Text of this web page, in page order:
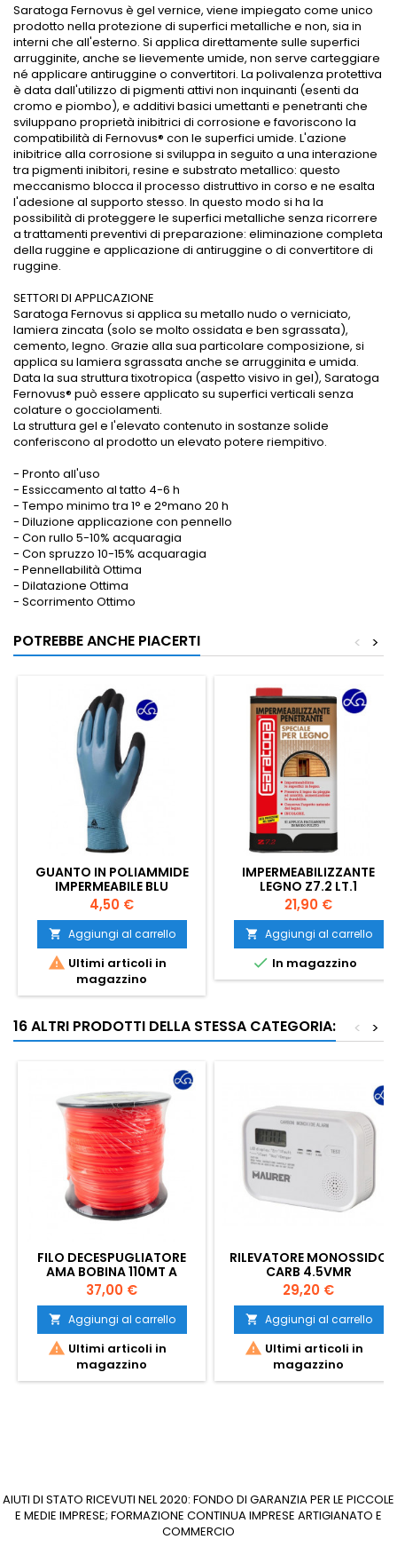
Saratoga Fernovus è gel vernice, viene impiegato come unico
prodotto nella protezione di superfici metalliche e non, sia in
interni che all'esterno. Si applica direttamente sulle superfici
arrugginite, anche se lievemente umide, non serve carteggiare
né applicare antiruggine o convertitori. La polivalenza protettiva
è data dall'utilizzo di pigmenti attivi non inquinanti (esenti da
cromo e piombo), e additivi basici umettanti e penetranti che
sviluppano proprietà inibitrici di corrosione e favoriscono la
compatibilità di Fernovus® con le superfici umide. L'azione
inibitrice alla corrosione si sviluppa in seguito a una interazione
tra pigmenti inibitori, resine e substrato metallico: questo
meccanismo blocca il processo distruttivo in corso e ne esalta
l'adesione al supporto stesso. In questo modo si ha la
possibilità di proteggere le superfici metalliche senza ricorrere
a trattamenti preventivi di preparazione: eliminazione completa
della ruggine e applicazione di antiruggine o di convertitore di
ruggine.
SETTORI DI APPLICAZIONE
Saratoga Fernovus si applica su metallo nudo o verniciato,
lamiera zincata (solo se molto ossidata e ben sgrassata),
cemento, legno. Grazie alla sua particolare composizione, si
applica su lamiera sgrassata anche se arrugginita e umida.
Data la sua struttura tixotropica (aspetto visivo in gel), Saratoga
Fernovus® può essere applicato su superfici verticali senza
colature o gocciolamenti.
La struttura gel e l'elevato contenuto in sostanze solide
conferiscono al prodotto un elevato potere riempitivo.
- Pronto all'uso
- Essiccamento al tatto 4-6 h
- Tempo minimo tra 1° e 2°mano 20 h
- Diluzione applicazione con pennello
- Con rullo 5-10% acquaragia
- Con spruzzo 10-15% acquaragia
- Pennellabilità Ottima
- Dilatazione Ottima
- Scorrimento Ottimo
POTREBBE ANCHE PIACERTI >
<
GUANTO IN POLIAMMIDE
IMPERMEABILE BLU
DELTAPLUS TG.8
Prezzo
4,50 €
 Aggiungi al carrello
 Ultimi articoli in
magazzino
IMPERMEABILIZZANTE
LEGNO Z7.2 LT.1
Prezzo
21,90 €
 Aggiungi al carrello
 In magazzino
16 ALTRI PRODOTTI DELLA STESSA CATEGORIA: >
<
FILO DECESPUGLIATORE
AMA BOBINA 110MT A
SEZIONE QUADRATA 3,30
MM
Prezzo
37,00 €
 Aggiungi al carrello
 Ultimi articoli in
magazzino
RILEVATORE MONOSSIDO
CARB 4.5VMR
Prezzo
29,20 €
 Aggiungi al carrello
 Ultimi articoli in
magazzino
AIUTI DI STATO RICEVUTI NEL 2020: FONDO DI GARANZIA PER LE PICCOLE
E MEDIE IMPRESE; FORMAZIONE CONTINUA IMPRESE ARTIGIANATO E
COMMERCIO